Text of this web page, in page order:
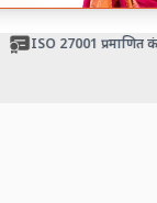
ISO 27001 प्रमाणित कंपनी